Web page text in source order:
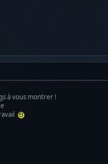
à vous montrer !